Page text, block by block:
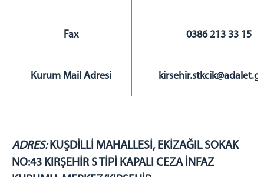
Adalet Kart
CTE UZEM
Mal Bildirimi
Bordro Sorgulama
Fax 0386 213 33 15
Kurum Mail Adresi
ADRES:KUŞDİLLİ MAHALLESİ, EKİZAĞIL SOKAK
NO:43 KIRŞEHİR S TİPİ KAPALI CEZA İNFAZ